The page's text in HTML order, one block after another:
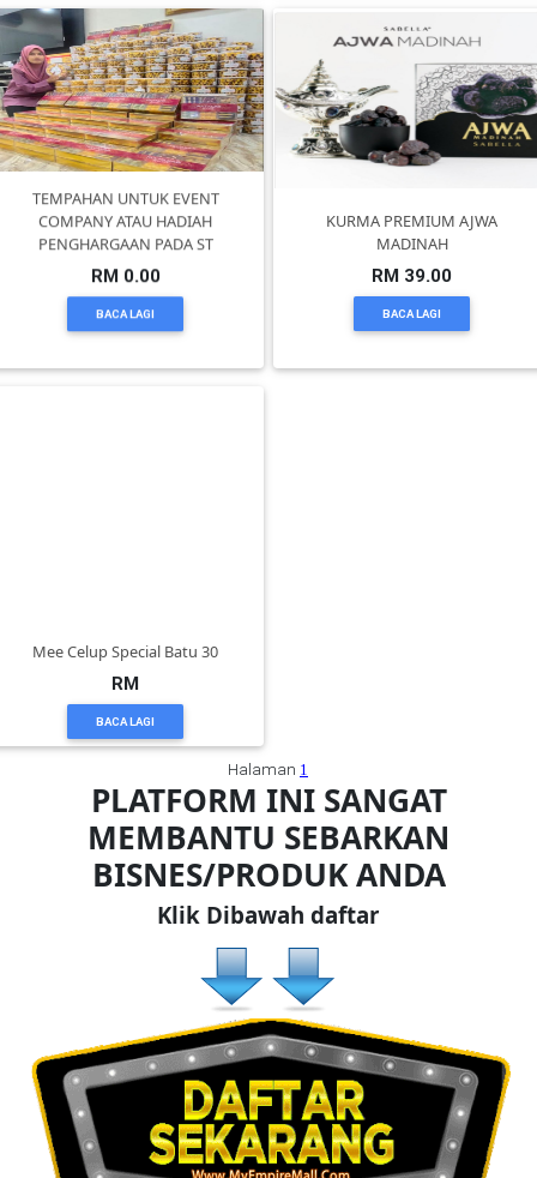
TEMPAHAN UNTUK EVENT
COMPANY ATAU HADIAH
PENGHARGAAN PADA ST
RM 0.00
BACA LAGI
KURMA PREMIUM AJWA
MADINAH
RM 39.00
BACA LAGI
RM
Halaman 1
PLATFORM INI SANGAT
MEMBANTU SEBARKAN
BISNES/PRODUK ANDA
Klik Dibawah daftar